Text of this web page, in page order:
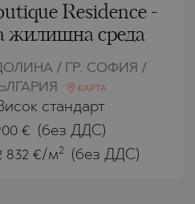
Residence -
жилищна среда
/ ГР. СОФИЯ /
КАРТА
стандарт
€ (без ДДС)
832 €/м2 (без ДДС)